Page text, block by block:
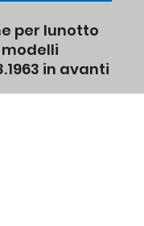
per lunotto
in avanti